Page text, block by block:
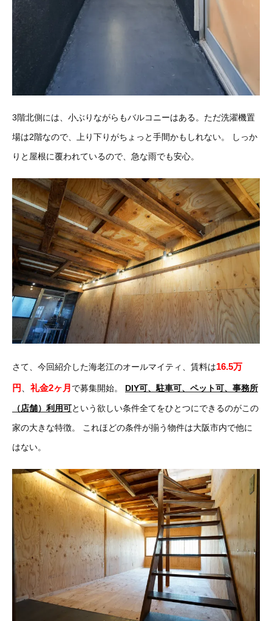
3階北側には、小ぶりながらもバルコニーはある。ただ洗濯機置
場は2階なので、上り下りがちょっと手間かもしれない。
しっか
りと屋根に覆われているので、急な雨でも安心。
さて、今回紹介した海老江のオールマイティ、賃料は16.5万
円 礼金2ヶ月 で募集開始。 DIY可、駐車可、ペット可、事務所
（店舗）利用可という欲しい条件全てをひとつにできるのがこの
家の大きな特徴。
これほどの条件が揃う物件は大阪市内で他に
はない。